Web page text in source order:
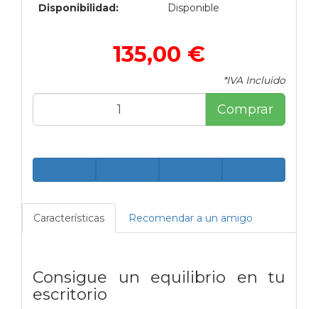
Disponibilidad: Disponible
135,00 €
*IVA Incluido
Comprar
Características Recomendar a un amigo
Consigue un equilibrio en tu
escritorio